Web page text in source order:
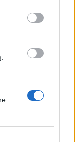
legyen, a
majd az